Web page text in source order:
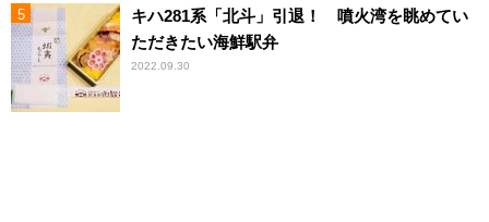
キハ281系「北斗」引退！ 噴火湾を眺めてい
ただきたい海鮮駅弁
2022.09.30